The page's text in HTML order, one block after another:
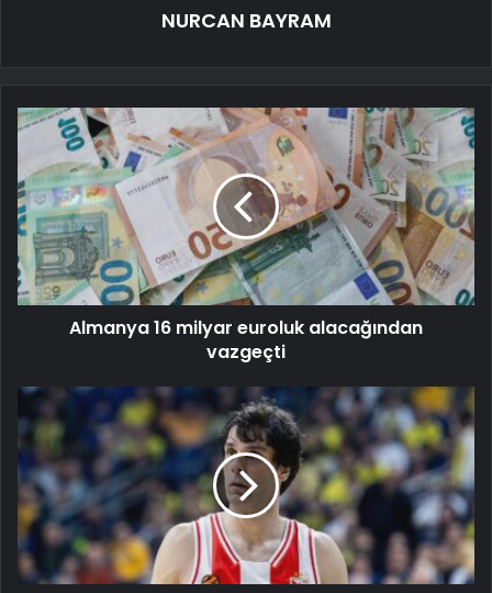
NURCAN BAYRAM
Almanya 16 milyar euroluk alacağından
vazgeçti